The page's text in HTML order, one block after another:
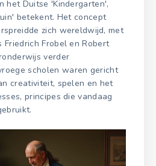
het Duitse 'Kindergarten',
betekent. Het concept
zich wereldwijd, met
Friedrich Frobel en Robert
verder
scholen waren gericht
creativiteit, spelen en het
principes die vandaag